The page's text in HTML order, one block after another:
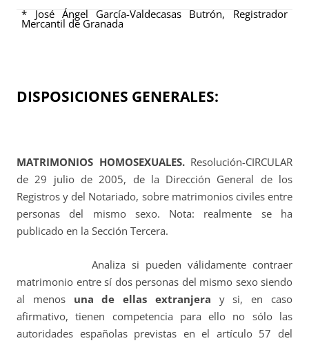
* José Ángel García-Valdecasas Butrón, Registrador
Mercantil de Granada
DISPOSICIONES GENERALES:
MATRIMONIOS HOMOSEXUALES.Resolución-CIRCULAR
de 29 julio de 2005, de la Dirección General de los
Registros y del Notariado, sobre matrimonios civiles entre
personas del mismo sexo. Nota: realmente se ha
publicado en la Sección Tercera.
Analiza si pueden válidamente contraer
matrimonio entre sí dos personas del mismo sexo siendo
al menos una de ellas extranjera y si, en caso
afirmativo, tienen competencia para ello no sólo las
autoridades españolas previstas en el artículo 57 del